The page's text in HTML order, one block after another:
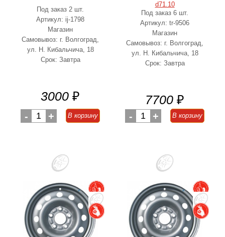
Под заказ 2 шт.
Артикул: ij-1798
Магазин
Самовывоз: г. Волгоград,
ул. Н. Кибальчича, 18
Срок: Завтра
3000 ₽
- 1 + В корзину
d71.10
Под заказ 6 шт.
Артикул: tr-9506
Магазин
Самовывоз: г. Волгоград,
ул. Н. Кибальчича, 18
Срок: Завтра
7700 ₽
- 1 + В корзину